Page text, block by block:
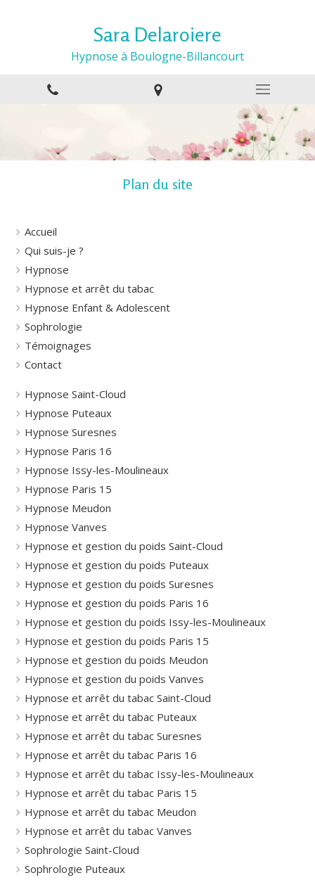
Sara Delaroiere
Hypnose à Boulogne-Billancourt
Plan du site
Accueil
Qui suis-je ?
Hypnose
Hypnose et arrêt du tabac
Hypnose Enfant & Adolescent
Sophrologie
Témoignages
Contact
Hypnose Saint-Cloud
Hypnose Puteaux
Hypnose Suresnes
Hypnose Paris 16
Hypnose Issy-les-Moulineaux
Hypnose Paris 15
Hypnose Meudon
Hypnose Vanves
Hypnose et gestion du poids Saint-Cloud
Hypnose et gestion du poids Puteaux
Hypnose et gestion du poids Suresnes
Hypnose et gestion du poids Paris 16
Hypnose et gestion du poids Issy-les-Moulineaux
Hypnose et gestion du poids Paris 15
Hypnose et gestion du poids Meudon
Hypnose et gestion du poids Vanves
Hypnose et arrêt du tabac Saint-Cloud
Hypnose et arrêt du tabac Puteaux
Hypnose et arrêt du tabac Suresnes
Hypnose et arrêt du tabac Paris 16
Hypnose et arrêt du tabac Issy-les-Moulineaux
Hypnose et arrêt du tabac Paris 15
Hypnose et arrêt du tabac Meudon
Hypnose et arrêt du tabac Vanves
Sophrologie Saint-Cloud
Sophrologie Puteaux